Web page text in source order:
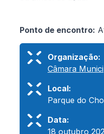
Ponto de encontro:
Organização:
Câmara
Local:
Parque do
Data:
18 outubro